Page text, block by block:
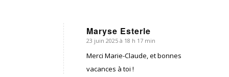
Maryse Esterle
dit
23 juin 2025 à 18 h 17 min
Merci Marie-Claude, et bonnes
vacances à toi !